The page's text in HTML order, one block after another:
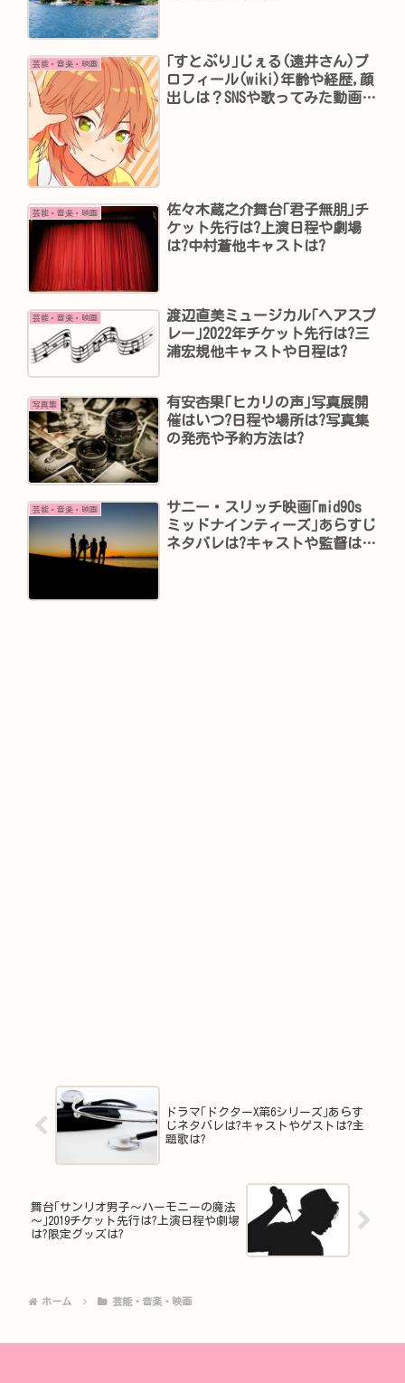
芸能・音楽・映画
｢すとぷり｣じぇる(遠井さん)プ
ロフィール(wiki)年齢や経歴,顔
出しは？SNSや歌ってみた動画
芸能・音楽・映画
佐々木蔵之介舞台｢君子無朋｣チ
ケット先行は?上演日程や劇場
は?中村蒼他キャストは?
芸能・音楽・映画
渡辺直美ミュージカル｢ヘアスプ
レー｣2022年チケット先行は?三
浦宏規他キャストや日程は?
写真集
有安杏果｢ヒカリの声｣写真展開
催はいつ?日程や場所は?写真集
の発売や予約方法は?
芸能・音楽・映画
サニー・スリッチ映画｢mid90s
ミッドナインティーズ｣あらすじ
ネタバレは?キャストや監督は?
ドラマ｢ドクターX第6シリーズ｣あらす
じネタバレは?キャストやゲストは?主
題歌は?
舞台｢サンリオ男子～ハーモニーの魔法
～｣2019チケット先行は?上演日程や劇場
は?限定グッズは?
ホーム 芸能・音楽・映画